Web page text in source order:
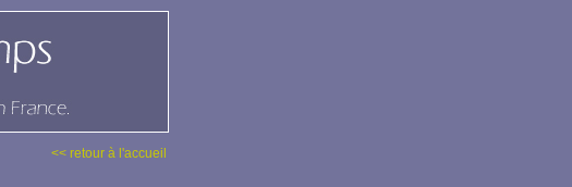
<< retour à l'accueil